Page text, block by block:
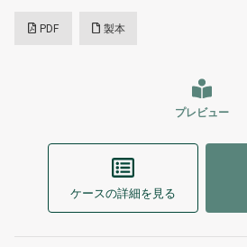
PDF 製本
プレビュー
ケースの詳細を見る